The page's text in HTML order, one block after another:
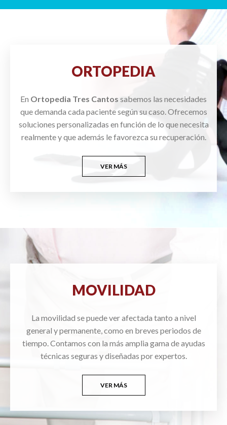
ORTOPEDIA
En Ortopedia Tres Cantos sabemos las necesidades
que demanda cada paciente según su caso. Ofrecemos
soluciones personalizadas en función de lo que necesita
realmente y que además le favorezca su recuperación.
VER MÁS
MOVILIDAD
La movilidad se puede ver afectada tanto a nivel
general y permanente, como en breves periodos de
tiempo. Contamos con la más amplia gama de ayudas
técnicas seguras y diseñadas por expertos.
VER MÁS